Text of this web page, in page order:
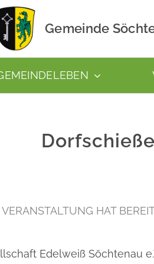
Gemeinde
VERANSTALTUNG HAT
Edelweiß Söchtenau